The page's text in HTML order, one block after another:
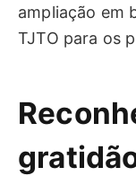
ampliação em
TJTO para os